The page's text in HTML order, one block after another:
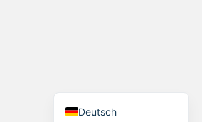
Deutsch